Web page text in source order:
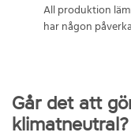
All produktion
har någon
Går det att
klimatneutral?